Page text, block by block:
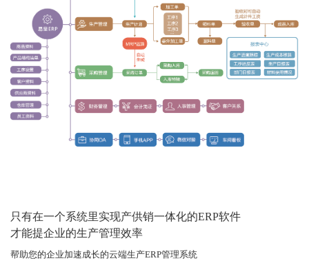
只有在一个系统里实现产供销一体化的ERP软件
才能提企业的生产管理效率
帮助您的企业加速成长的云端生产ERP管理系统